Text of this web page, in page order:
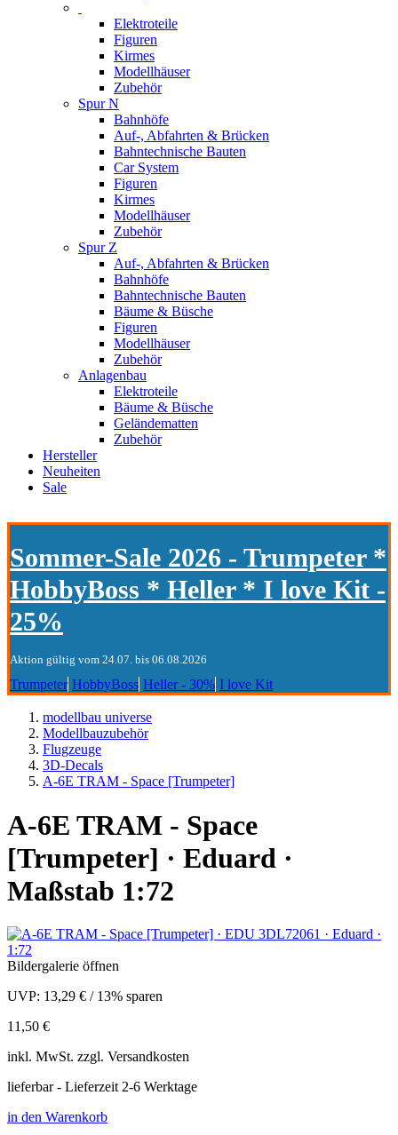
Elektroteile
Figuren
Kirmes
Modellhäuser
Zubehör
Spur N
Bahnhöfe
Auf-, Abfahrten & Brücken
Bahntechnische Bauten
Car System
Figuren
Kirmes
Modellhäuser
Zubehör
Spur Z
Auf-, Abfahrten & Brücken
Bahnhöfe
Bahntechnische Bauten
Bäume & Büsche
Figuren
Modellhäuser
Zubehör
Anlagenbau
Elektroteile
Bäume & Büsche
Geländematten
Zubehör
Hersteller
Neuheiten
Sale
Sommer-Sale 2026 - Trumpeter *
HobbyBoss * Heller * I love Kit -
25%
Aktion gültig vom 24.07. bis 06.08.2026
Trumpeter HobbyBoss Heller - 30% I love Kit
modellbau universe
Modellbauzubehör
Flugzeuge
3D-Decals
A-6E TRAM - Space [Trumpeter]
A-6E TRAM - Space
[Trumpeter] · Eduard ·
Maßstab 1:72
Bildergalerie öffnen
UVP: 13,29 € / 13% sparen
11,50 €
inkl. MwSt. zzgl. Versandkosten
lieferbar - Lieferzeit 2-6 Werktage
in den Warenkorb